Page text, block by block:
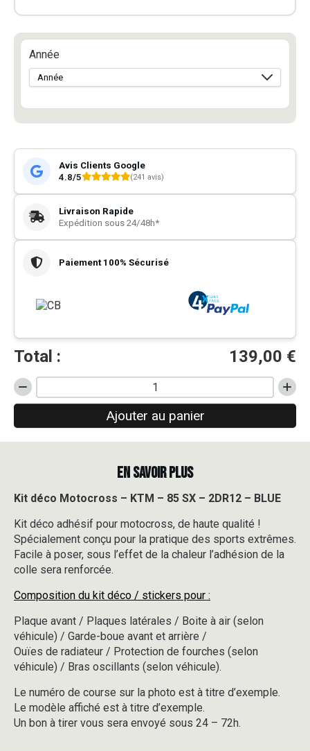
Année
Avis Clients Google
4.8/5
(241 avis)
Livraison Rapide
Expédition sous 24/48h*
Paiement 100% Sécurisé
Total : 139,00 €
quantité
de
déco
Motocross
85
-
2DR12
-
BLUE
Ajouter au panier
EN SAVOIR PLUS
Kit déco Motocross – KTM – 85 SX – 2DR12 – BLUE
Kit déco adhésif pour motocross, de haute qualité !
Spécialement conçu pour la pratique des sports extrêmes.
Facile à poser, sous l’effet de la chaleur l’adhésion de la
colle sera renforcée.
Composition du kit déco / stickers pour :
Plaque avant / Plaques latérales / Boite à air (selon
véhicule) / Garde-boue avant et arrière /
Ouïes de radiateur / Protection de fourches (selon
véhicule) / Bras oscillants (selon véhicule).
Le numéro de course sur la photo est à titre d’exemple.
Le modèle affiché est à titre d’exemple.
Un bon à tirer vous sera envoyé sous 24 – 72h.